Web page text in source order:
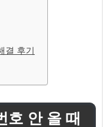
결 후기
호 안 올 때